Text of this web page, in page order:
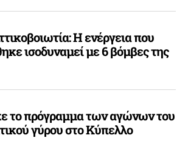
Η ενέργεια που
ισοδυναμεί με 6 βόμβες της
το πρόγραμμα των αγώνων του
γύρου στο Κύπελλο